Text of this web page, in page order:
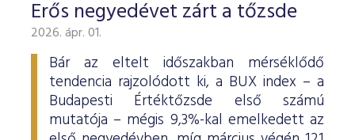
Erős negyedévet zárt a tőzsde
2026. ápr. 01.
Bár az eltelt időszakban mérséklődő
tendencia rajzolódott ki, a BUX index – a
Budapesti Értéktőzsde első számú
mutatója – mégis 9,3%-kal emelkedett az